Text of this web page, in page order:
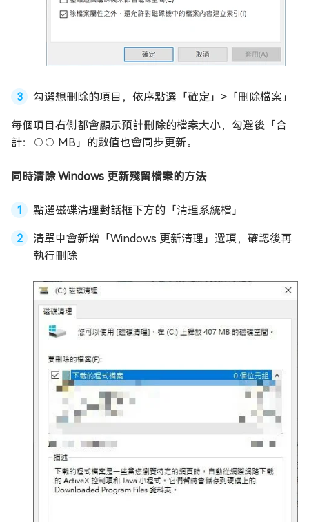
勾選想刪除的項目，依序點選「確定」>「刪除檔案」
每個項目右側都會顯示預計刪除的檔案大小，勾選後「合
計：○○ MB」的數值也會同步更新。
同時清除 Windows 更新殘留檔案的方法
點選磁碟清理對話框下方的「清理系統檔」
清單中會新增「Windows 更新清理」選項，確認後再
執行刪除